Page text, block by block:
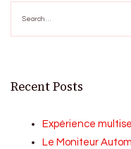
for:
Recent Posts
Expérience
Le Moniteur